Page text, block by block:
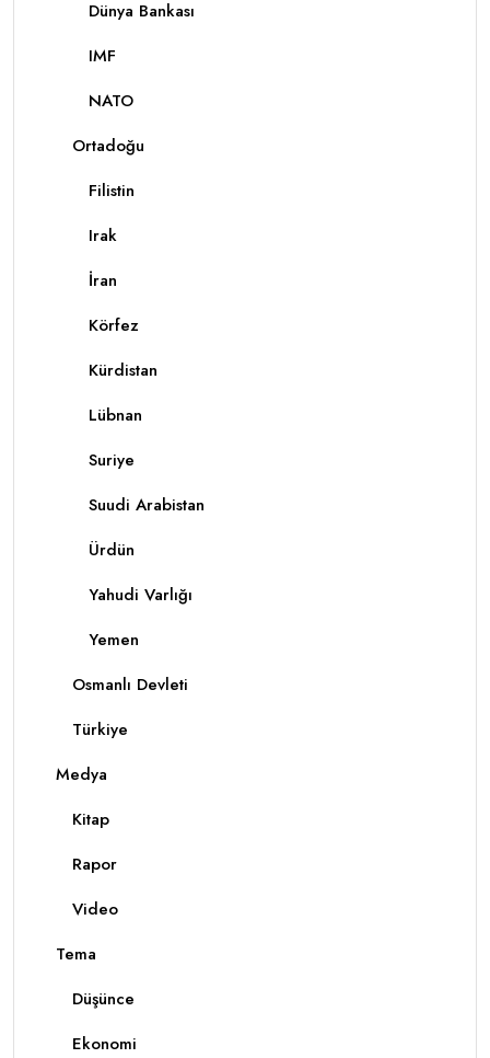
Dünya Bankası
IMF
NATO
Ortadoğu
Filistin
Irak
İran
Körfez
Kürdistan
Lübnan
Suriye
Suudi Arabistan
Ürdün
Yahudi Varlığı
Yemen
Osmanlı Devleti
Türkiye
Medya
Kitap
Rapor
Video
Tema
Düşünce
Ekonomi